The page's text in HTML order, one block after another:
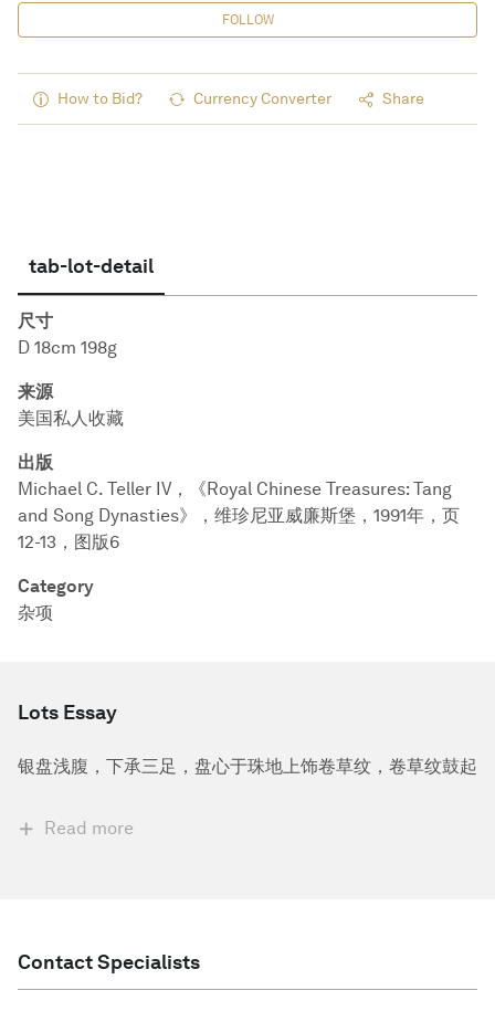
FOLLOW
How to Bid? Currency Converter Share
tab-lot-detail
尺寸
D 18cm 198g
来源
美国私人收藏
出版
Michael C. Teller IV，《Royal Chinese Treasures: Tang
and Song Dynasties》，维珍尼亚威廉斯堡，1991年，页
12-13，图版6
Category
杂项
Lots Essay
银盘浅腹，下承三足，盘心于珠地上饰卷草纹，卷草纹鼓起
Read more
Contact Specialists